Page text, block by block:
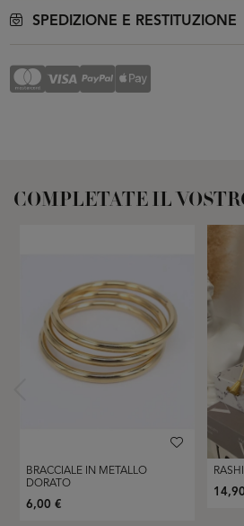
SPEDIZIONE E RESTITUZIONE
COMPLETATE IL
BRACCIALE IN METALLO
DORATO
6,00 €